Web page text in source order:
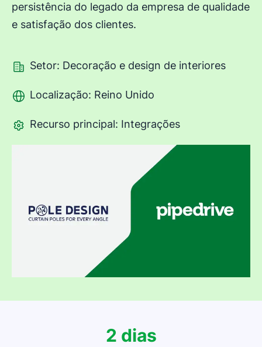
persistência do legado da empresa de qualidade
e satisfação dos clientes.
Setor: Decoração e design de interiores
Localização: Reino Unido
Recurso principal: Integrações
2 dias